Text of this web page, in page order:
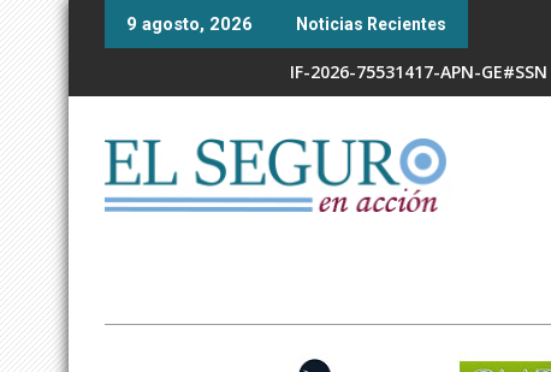
Skip
9 agosto, 2026 Noticias Recientes
IF-2026-75531417-APN-